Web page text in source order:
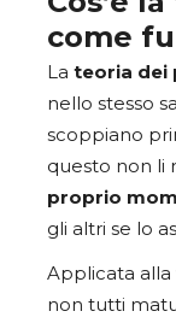
come
La teoria dei
nello stesso
scoppiano
questo non li
proprio
gli altri se lo
Applicata alla
non tutti